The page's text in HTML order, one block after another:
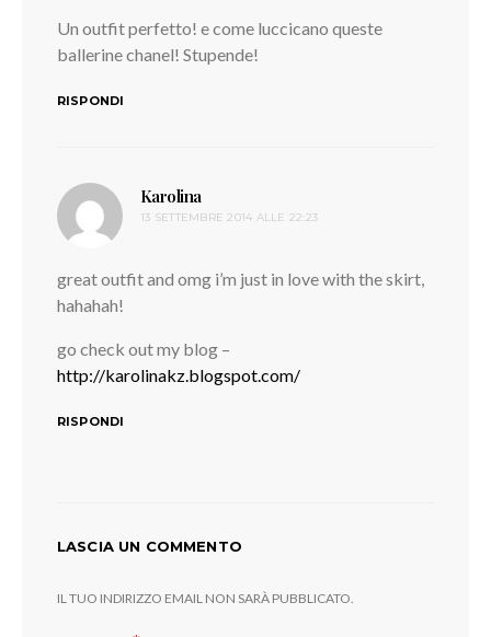
Un outfit perfetto! e come luccicano queste
ballerine chanel! Stupende!
RISPONDI
Karolina
detto:
13 SETTEMBRE 2014 ALLE 22:23
great outfit and omg i’m just in love with the skirt,
hahahah!
go check out my blog –
http://karolinakz.blogspot.com/
RISPONDI
LASCIA UN COMMENTO
IL TUO INDIRIZZO EMAIL NON SARÀ PUBBLICATO.